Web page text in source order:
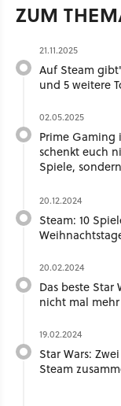
ZUM
21.11.2025
Auf Steam
und 5 weitere
02.05.2025
Prime Gaming
schenkt euch
Spiele,
20.12.2024
Steam: 10
20.02.2024
Das beste Star
nicht mal
19.02.2024
Star Wars:
Steam